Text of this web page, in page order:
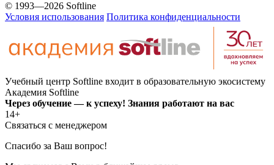
© 1993—2026 Softline
Условия использования Политика конфиденциальности
Учебный центр Softline входит в образовательную экосистему
Академия Softline
Через обучение — к успеху! Знания работают на вас
14+
Связаться с менеджером
Спасибо за Ваш вопрос!